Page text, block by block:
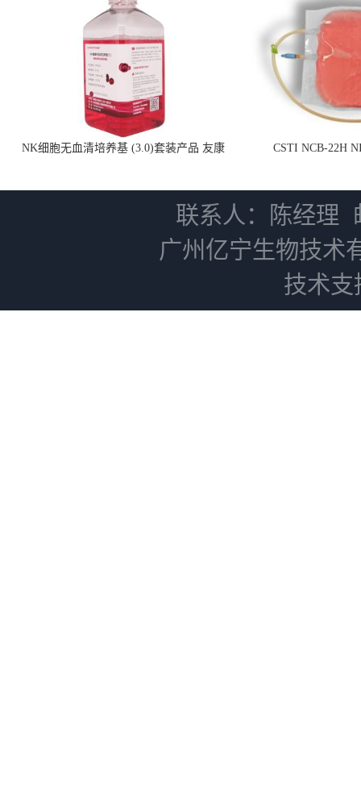
NK细胞无血清培养基 (3.0)套装产品 友康
CSTI NCB-22H
联系人：陈经理
广州亿宁生物技术
技术